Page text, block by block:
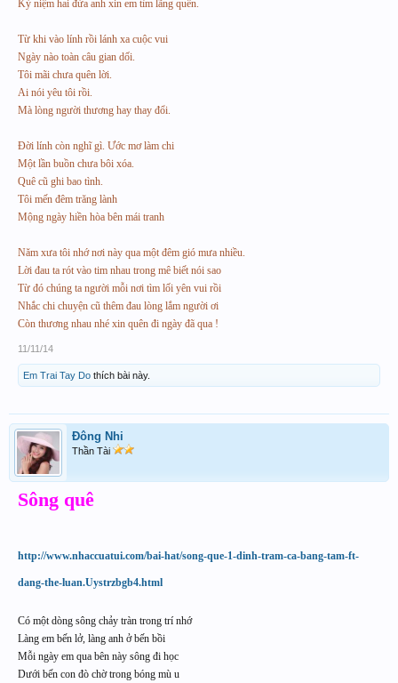
Kỷ niệm hai đứa anh xin em tìm lãng quên.
Từ khi vào lính rồi lánh xa cuộc vui
Ngày nào toàn câu gian dối.
Tôi mãi chưa quên lời.
Ai nói yêu tôi rồi.
Mà lòng người thương hay thay đổi.
Đời lính còn nghĩ gì. Ước mơ làm chi
Một lần buồn chưa bôi xóa.
Quê cũ ghi bao tình.
Tôi mến đêm trăng lành
Mộng ngày hiền hòa bên mái tranh
Năm xưa tôi nhớ nơi này qua một đêm gió mưa nhiều.
Lời đau ta rót vào tim nhau trong mê biết nói sao
Từ đó chúng ta người mỗi nơi tìm lối yên vui rồi
Nhắc chi chuyện cũ thêm đau lòng lắm người ơi
Còn thương nhau nhé xin quên đi ngày đã qua !
11/11/14
Em Trai Tay Do thích bài này.
Đông Nhi
Thần Tài
Sông quê
http://www.nhaccuatui.com/bai-hat/song-que-1-dinh-tram-ca-bang-tam-ft-
dang-the-luan.Uystrzbgb4.html
Có một dòng sông chảy tràn trong trí nhớ
Làng em bến lở, làng anh ở bến bồi
Mỗi ngày em qua bên này sông đi học
Dưới bến con đò chờ trong bóng mù u